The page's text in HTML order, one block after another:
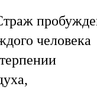
человека